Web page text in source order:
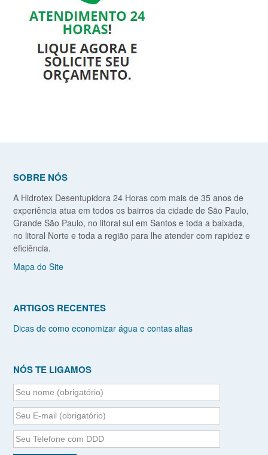
SOBRE NÓS
A Hidrotex Desentupidora 24 Horas com mais de 35 anos de
experiência atua em todos os bairros da cidade de São Paulo,
Grande São Paulo, no litoral sul em Santos e toda a baixada,
no litoral Norte e toda a região para lhe atender com rapidez e
eficiência.
Mapa do Site
ARTIGOS RECENTES
Dicas de como economizar água e contas altas
NÓS TE LIGAMOS